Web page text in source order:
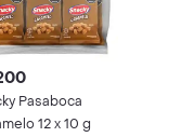
Pasaboca
12 x 10 g